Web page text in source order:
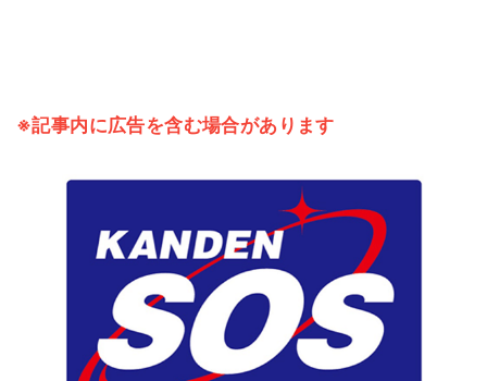
※記事内に広告を含む場合があります